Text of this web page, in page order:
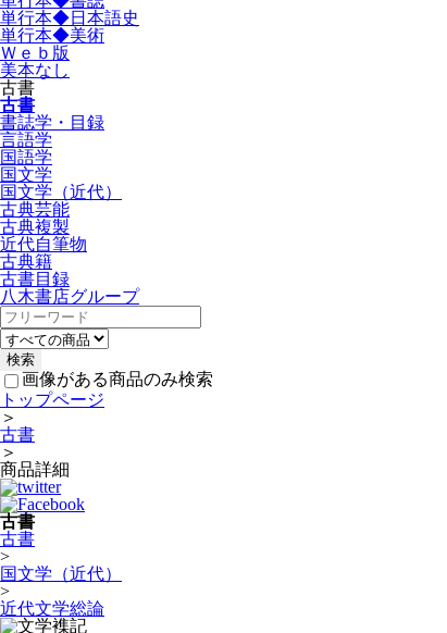
単行本◆日本語史
単行本◆美術
Ｗｅｂ版
美本なし
古書
古書
書誌学・目録
言語学
国語学
国文学
国文学（近代）
古典芸能
古典複製
近代自筆物
古典籍
古書目録
八木書店グループ
画像がある商品のみ検索
トップページ
＞
古書
＞
商品詳細
古書
古書
>
国文学（近代）
>
近代文学総論